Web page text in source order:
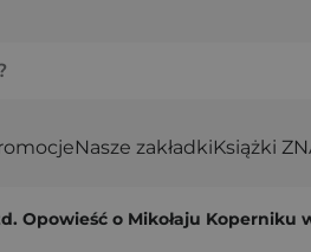
Nasze zakładkiKsiążki
Opowieść o Mikołaju Koperniku